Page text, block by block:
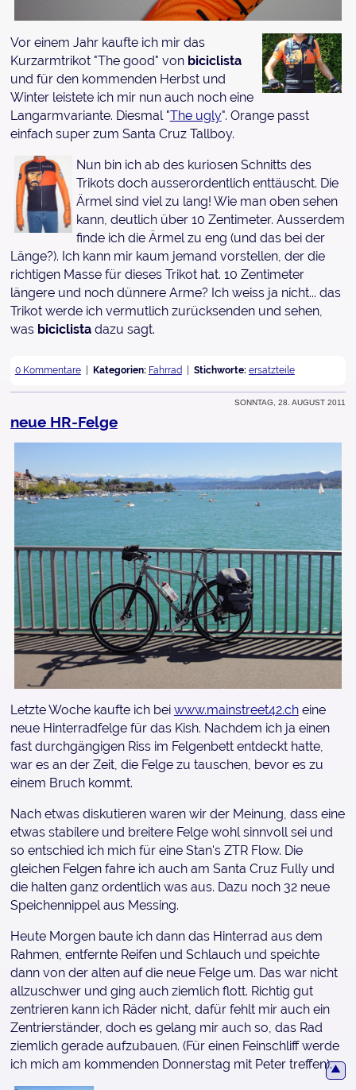
Vor einem Jahr kaufte ich mir das
Kurzarmtrikot "The good" von biciclista
und für den kommenden Herbst und
Winter leistete ich mir nun auch noch eine
Langarmvariante. Diesmal "The ugly". Orange passt
einfach super zum Santa Cruz Tallboy.
Nun bin ich ab des kuriosen Schnitts des
Trikots doch ausserordentlich enttäuscht. Die
Ärmel sind viel zu lang! Wie man oben sehen
kann, deutlich über 10 Zentimeter. Ausserdem
finde ich die Ärmel zu eng (und das bei der
Länge?). Ich kann mir kaum jemand vorstellen, der die
richtigen Masse für dieses Trikot hat. 10 Zentimeter
längere und noch dünnere Arme? Ich weiss ja nicht... das
Trikot werde ich vermutlich zurücksenden und sehen,
was biciclistadazu sagt.
0 Kommentare Kategorien: Fahrrad Stichworte: ersatzteile
Sonntag, 28. August 2011
neue HR-Felge
Letzte Woche kaufte ich bei www.mainstreet42.cheine
neue Hinterradfelge für das Kish. Nachdem ich ja einen
fast durchgängigen Riss im Felgenbett entdeckt hatte,
war es an der Zeit, die Felge zu tauschen, bevor es zu
einem Bruch kommt.
Nach etwas diskutieren waren wir der Meinung, dass eine
etwas stabilere und breitere Felge wohl sinnvoll sei und
so entschied ich mich für eine Stan's ZTR Flow. Die
gleichen Felgen fahre ich auch am Santa Cruz Fully und
die halten ganz ordentlich was aus. Dazu noch 32 neue
Speichennippel aus Messing.
Heute Morgen baute ich dann das Hinterrad aus dem
Rahmen, entfernte Reifen und Schlauch und speichte
dann von der alten auf die neue Felge um. Das war nicht
allzuschwer und ging auch ziemlich flott. Richtig gut
zentrieren kann ich Räder nicht, dafür fehlt mir auch ein
Zentrierständer, doch es gelang mir auch so, das Rad
ziemlich gerade aufzubauen. (Für einen Feinschliff werde
ich mich am kommenden Donnerstag mit Peter treffen).▲